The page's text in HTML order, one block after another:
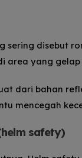
sering disebut
area yang
dari bahan
mencegah
safety)